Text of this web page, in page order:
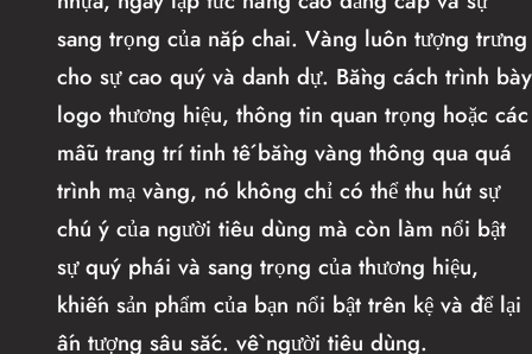
sang trọng của nắp chai. Vàng luôn tượng trưng
cho sự cao quý và danh dự. Bằng cách trình bày
logo thương hiệu, thông tin quan trọng hoặc các
mẫu trang trí tinh tế bằng vàng thông qua quá
trình mạ vàng, nó không chỉ có thể thu hút sự
chú ý của người tiêu dùng mà còn làm nổi bật
sự quý phái và sang trọng của thương hiệu,
khiến sản phẩm của bạn nổi bật trên kệ và để lại
ấn tượng sâu sắc. về người tiêu dùng.